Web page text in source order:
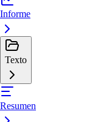
Informe
Texto
Resumen